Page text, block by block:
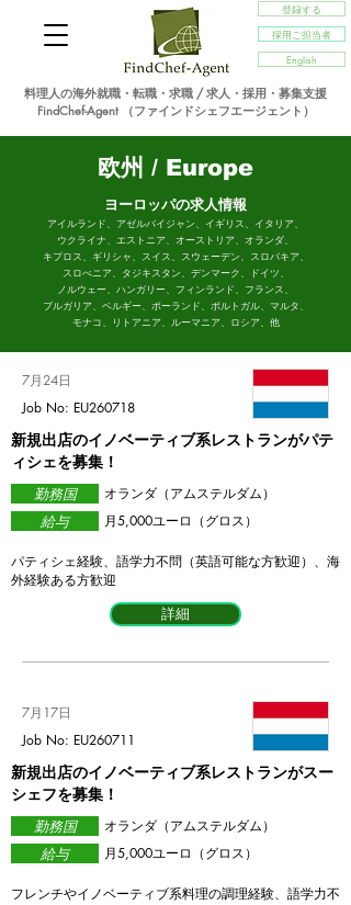
採用ご担当者
登録する
English
料理人の海外就職・転職・求職 / 求人・採用・募集支援
FindChef-Agent （ファインドシェフエージェント）
欧州 / Europe
ヨーロッパの求人情報
アイルランド、アゼルバイジャン、イギリス、イタリア、
ウクライナ、エストニア、オーストリア、オランダ、
キプロス、ギリシャ、スイス、スウェーデン、スロバキア、
スロべニア、タジキスタン、デンマーク、ドイツ、
ノルウェー、ハンガリー、フィンランド、フランス、
ブルガリア、 ベルギー、ポーランド、ポルトガル、マルタ、
モナコ、
リトアニア、ルーマニア、ロシア、他
7月24日
Job No: EU260718
新規出店のイノベーティブ系レストランがパテ
ィシェを募集！
勤務国 ​オランダ（アムステルダム）
給与 月5,000ユーロ（グロス）
パティシェ経験、語学力不問（英語可能な方歓迎）、海
外経験ある方歓迎
詳細
7月17日
Job No: EU260711
新規出店のイノベーティブ系レストランがスー
シェフを募集！
勤務国 ​オランダ（アムステルダム）
給与 月5,000ユーロ（グロス）
フレンチやイノベーティブ系料理の調理経験、語学力不